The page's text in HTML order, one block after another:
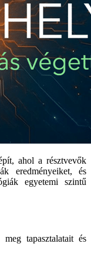
ahol a résztvevők
eredményeiket, és
egyetemi szintű
tapasztalatait és